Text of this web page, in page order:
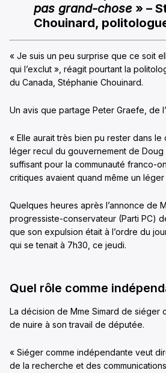
pas grand-chose » –
Chouinard,
« Je suis un peu surprise que ce soit
qui l’exclut », réagit pourtant la
du Canada, Stéphanie Chouinard.
Un avis que partage Peter Graefe, de
« Elle aurait très bien pu rester dans
léger recul du gouvernement de Doug
suffisant pour la communauté franco-
critiques avaient quand même un léger
Quelques heures après l’annonce de
progressiste-conservateur (Parti PC)
que son expulsion était à l’ordre du
qui se tenait à 7h30, ce jeudi.
Quel rôle comme
La décision de Mme Simard de siéger
de nuire à son travail de députée.
« Siéger comme indépendante veut
de la recherche et des